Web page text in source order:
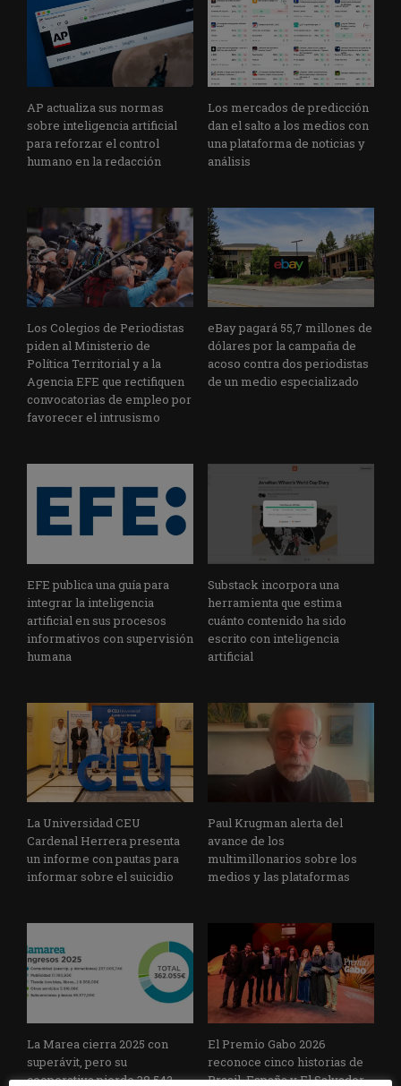
AP actualiza sus normas
sobre inteligencia artificial
para reforzar el control
humano en la redacción
Los mercados de predicción
dan el salto a los medios con
una plataforma de noticias y
análisis
Los Colegios de Periodistas
piden al Ministerio de
Política Territorial y a la
Agencia EFE que rectifiquen
convocatorias de empleo por
favorecer el intrusismo
eBay pagará 55,7 millones de
dólares por la campaña de
acoso contra dos periodistas
de un medio especializado
EFE publica una guía para
integrar la inteligencia
artificial en sus procesos
informativos con supervisión
humana
Substack incorpora una
herramienta que estima
cuánto contenido ha sido
escrito con inteligencia
artificial
La Universidad CEU
Cardenal Herrera presenta
un informe con pautas para
informar sobre el suicidio
Paul Krugman alerta del
avance de los
multimillonarios sobre los
medios y las plataformas
La Marea cierra 2025 con
superávit, pero su
cooperativa pierde 38.542
El Premio Gabo 2026
reconoce cinco historias de
Brasil, España y El Salvador